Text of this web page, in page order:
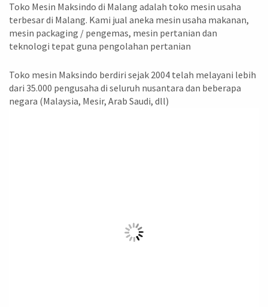
Toko Mesin Maksindo di Malang adalah toko mesin usaha
terbesar di Malang. Kami jual aneka mesin usaha makanan,
mesin packaging / pengemas, mesin pertanian dan
teknologi tepat guna pengolahan pertanian
Toko mesin Maksindo berdiri sejak 2004 telah melayani lebih
dari 35.000 pengusaha di seluruh nusantara dan beberapa
negara (Malaysia, Mesir, Arab Saudi, dll)